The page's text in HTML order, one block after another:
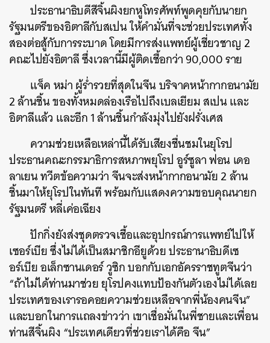
ประธานาธิบดีสีจิ้นผิงยกหูโทรศัพท์พูดคุยกับนายก
รัฐมนตรีของอิตาลีกับสเปน ให้คำมั่นที่จะช่วยประเทศทั้ง
สองต่อสู้กับการระบาด โดยมีการส่งแพทย์ผู้เชี่ยวชาญ 2
คณะไปยังอิตาลี ซึ่งเวลานี้มีผู้ติดเชื้อกว่า 90,000 ราย
แจ็ค หม่า ผู้ร่ำรวยที่สุดในจีน บริจาคหน้ากากอนามัย
2 ล้านชิ้น ของทั้งหมดล่องเรือไปถึงเบลเยียม สเปน และ
อิตาลีแล้ว และอีก 1 ล้านชิ้นกำลังมุ่งไปยังฝรั่งเศส
ความช่วยเหลือเหล่านี้ได้รับเสียงชื่นชมในยุโรป
ประธานคณะกรรมาธิการสหภาพยุโรป อูร์ซูลา ฟอน เดอ
ลาเยน ทวีตข้อความว่า จีนจะส่งหน้ากากอนามัย 2 ล้าน
ชิ้นมาให้ยุโรปในทันที พร้อมกับแสดงความขอบคุณนายก
รัฐมนตรี หลี่เค่อเฉียง
ปักกิ่งยังส่งชุดตรวจเชื้อและอุปกรณ์การแพทย์ไปให้
เซอร์เบีย ซึ่งไม่ได้เป็นสมาชิกอียูด้วย ประธานาธิบดีเซ
อร์เบีย อเล็กซานเดอร์ วูซิก บอกกับเอกอัครราชทูตจีนว่า
“ถ้าไม่ได้ท่านมาช่วย ยุโรปคงแทบป้องกันตัวเองไม่ได้เลย
ประเทศของเรารอคอยความช่วยเหลือจากพี่น้องคนจีน”
และบอกในการแถลงข่าวว่า เขาเชื่อมั่นในพี่ชายและเพื่อน
ท่านสีจิ้นผิง “ประเทศเดียวที่ช่วยเราได้คือ จีน”